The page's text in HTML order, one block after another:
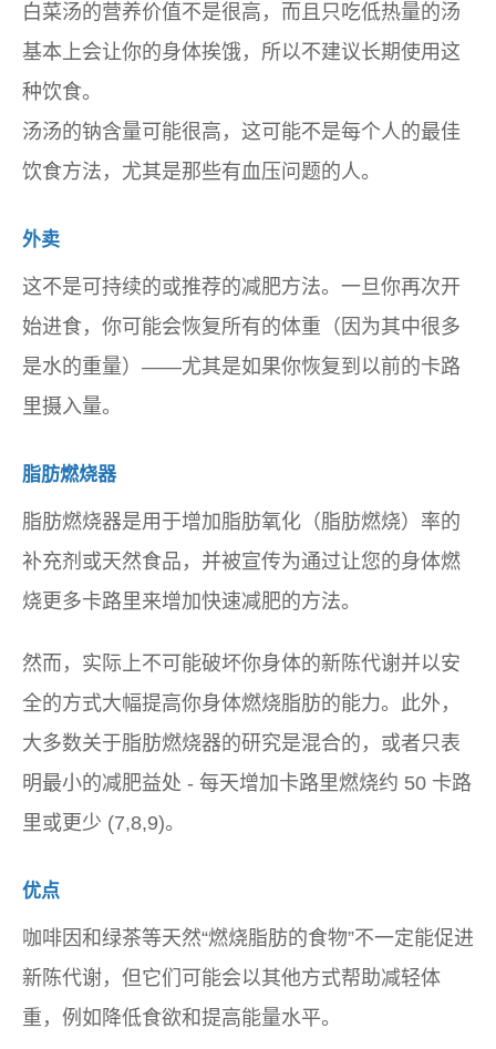
白菜汤的营养价值不是很高，而且只吃低热量的汤
基本上会让你的身体挨饿，所以不建议长期使用这
种饮食。
汤汤的钠含量可能很高，这可能不是每个人的最佳
饮食方法，尤其是那些有血压问题的人。
外卖
这不是可持续的或推荐的减肥方法。一旦你再次开
始进食，你可能会恢复所有的体重（因为其中很多
是水的重量）——尤其是如果你恢复到以前的卡路
里摄入量。
脂肪燃烧器
脂肪燃烧器是用于增加脂肪氧化（脂肪燃烧）率的
补充剂或天然食品，并被宣传为通过让您的身体燃
烧更多卡路里来增加快速减肥的方法。
然而，实际上不可能破坏你身体的新陈代谢并以安
全的方式大幅提高你身体燃烧脂肪的能力。此外，
大多数关于脂肪燃烧器的研究是混合的，或者只表
明最小的减肥益处 - 每天增加卡路里燃烧约 50 卡路
里或更少 (7,8,9)。
优点
咖啡因和绿茶等天然“燃烧脂肪的食物”不一定能促进
新陈代谢，但它们可能会以其他方式帮助减轻体
重，例如降低食欲和提高能量水平。